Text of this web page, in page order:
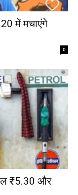
में मचाएंगे
0
₹5.30 और